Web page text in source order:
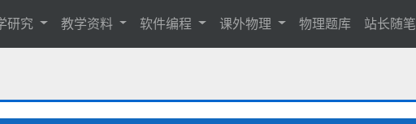
研究 教学资料 软件编程 课外物理 物理题库 站长随笔